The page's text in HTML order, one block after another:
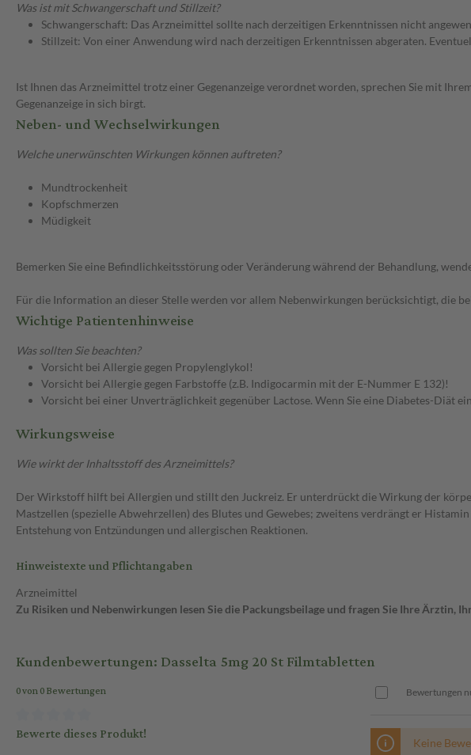
Was ist mit Schwangerschaft und Stillzeit?
Schwangerschaft: Das Arzneimittel sollte nach derzeitigen Erkenntnissen nicht
Stillzeit: Von einer Anwendung wird nach derzeitigen Erkenntnissen abgeraten.
Ist Ihnen das Arzneimittel trotz einer Gegenanzeige verordnet worden, sprechen Sie mit
Gegenanzeige in sich birgt.
Neben- und Wechselwirkungen
Welche unerwünschten Wirkungen können auftreten?
Mundtrockenheit
Kopfschmerzen
Müdigkeit
Bemerken Sie eine Befindlichkeitsstörung oder Veränderung während der Behandlung,
Für die Information an dieser Stelle werden vor allem Nebenwirkungen berücksichtigt, die
Wichtige Patientenhinweise
Was sollten Sie beachten?
Vorsicht bei Allergie gegen Propylenglykol!
Vorsicht bei Allergie gegen Farbstoffe (z.B. Indigocarmin mit der E-Nummer E 132)!
Vorsicht bei einer Unverträglichkeit gegenüber Lactose. Wenn Sie eine Diabetes-Diät
Wirkungsweise
Wie wirkt der Inhaltsstoff des Arzneimittels?
Der Wirkstoff hilft bei Allergien und stillt den Juckreiz. Er unterdrückt die Wirkung der
Mastzellen (spezielle Abwehrzellen) des Blutes und Gewebes; zweitens verdrängt er
Entstehung von Entzündungen und allergischen Reaktionen.
Hinweistexte und Pflichtangaben
Arzneimittel
Zu Risiken und Nebenwirkungen lesen Sie die Packungsbeilage und fragen Sie Ihre Ärztin,
Kundenbewertungen: Dasselta 5mg 20 St Filmtabletten
0 von 0 Bewertungen
Bewerte dieses Produkt!
Bewertungen
Keine